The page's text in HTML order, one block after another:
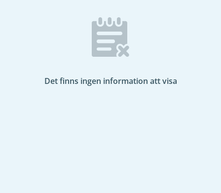
Det finns ingen information att visa